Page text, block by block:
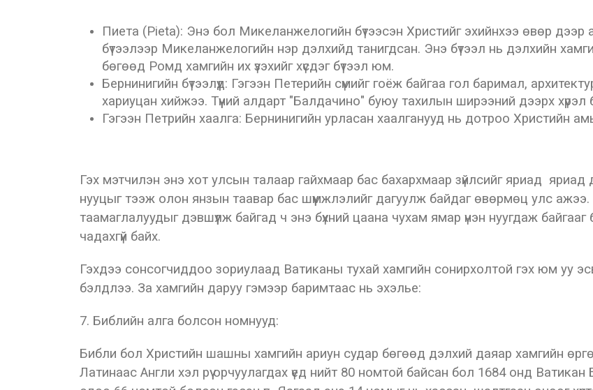
Пиета (Pietа): Энэ бол Микеланжелогийн бүтээсэн Христийг эхийнхээ өвөр
бүтээлээр Микеланжелогийн нэр дэлхийд танигдсан. Энэ бүтээл нь дэлхийн
бөгөөд Ромд хамгийн их үзэхийг хүсдэг бүтээл юм.
Бернинигийн бүтээлүүд: Гэгээн Петерийн сүмийг гоёж байгаа гол баримал,
хариуцан хийжээ. Түүний алдарт "Балдачино" буюу тахилын ширээний дээрх хүрэл
Гэгээн Петрийн хаалга: Бернинигийн урласан хаалганууд нь дотроо Христийн
Гэх мэтчилэн энэ хот улсын талаар гайхмаар бас бахархмаар зүйлсийг яриад яриад
нууцыг тээж олон янзын таавар бас шүүмжлэлийг дагуулж байдаг өвөрмөц улс
таамаглалуудыг дэвшүүлж байгад ч энэ бүхний цаана чухам ямар үнэн нуугдаж
чадахгүй байх.
Гэхдээ сонсогчиддоо зориулаад Ватиканы тухай хамгийн сонирхолтой гэх юм уу
бэлдлээ. За хамгийн даруу гэмээр баримтаас нь эхэлье:
7. Библийн алга болсон номнууд:
Библи бол Христийн шашны хамгийн ариун судар бөгөөд дэлхий даяар хамгийн
Латинаас Англи хэл рүү орчуулагдах үед нийт 80 номтой байсан бол 1684 онд